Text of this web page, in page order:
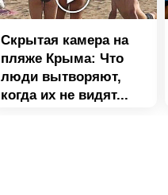
Скрытая камера на
пляже Крыма: Что
люди вытворяют,
когда их не видят...